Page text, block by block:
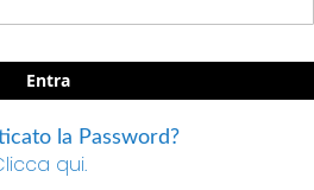
Entra
la Password?
qui.